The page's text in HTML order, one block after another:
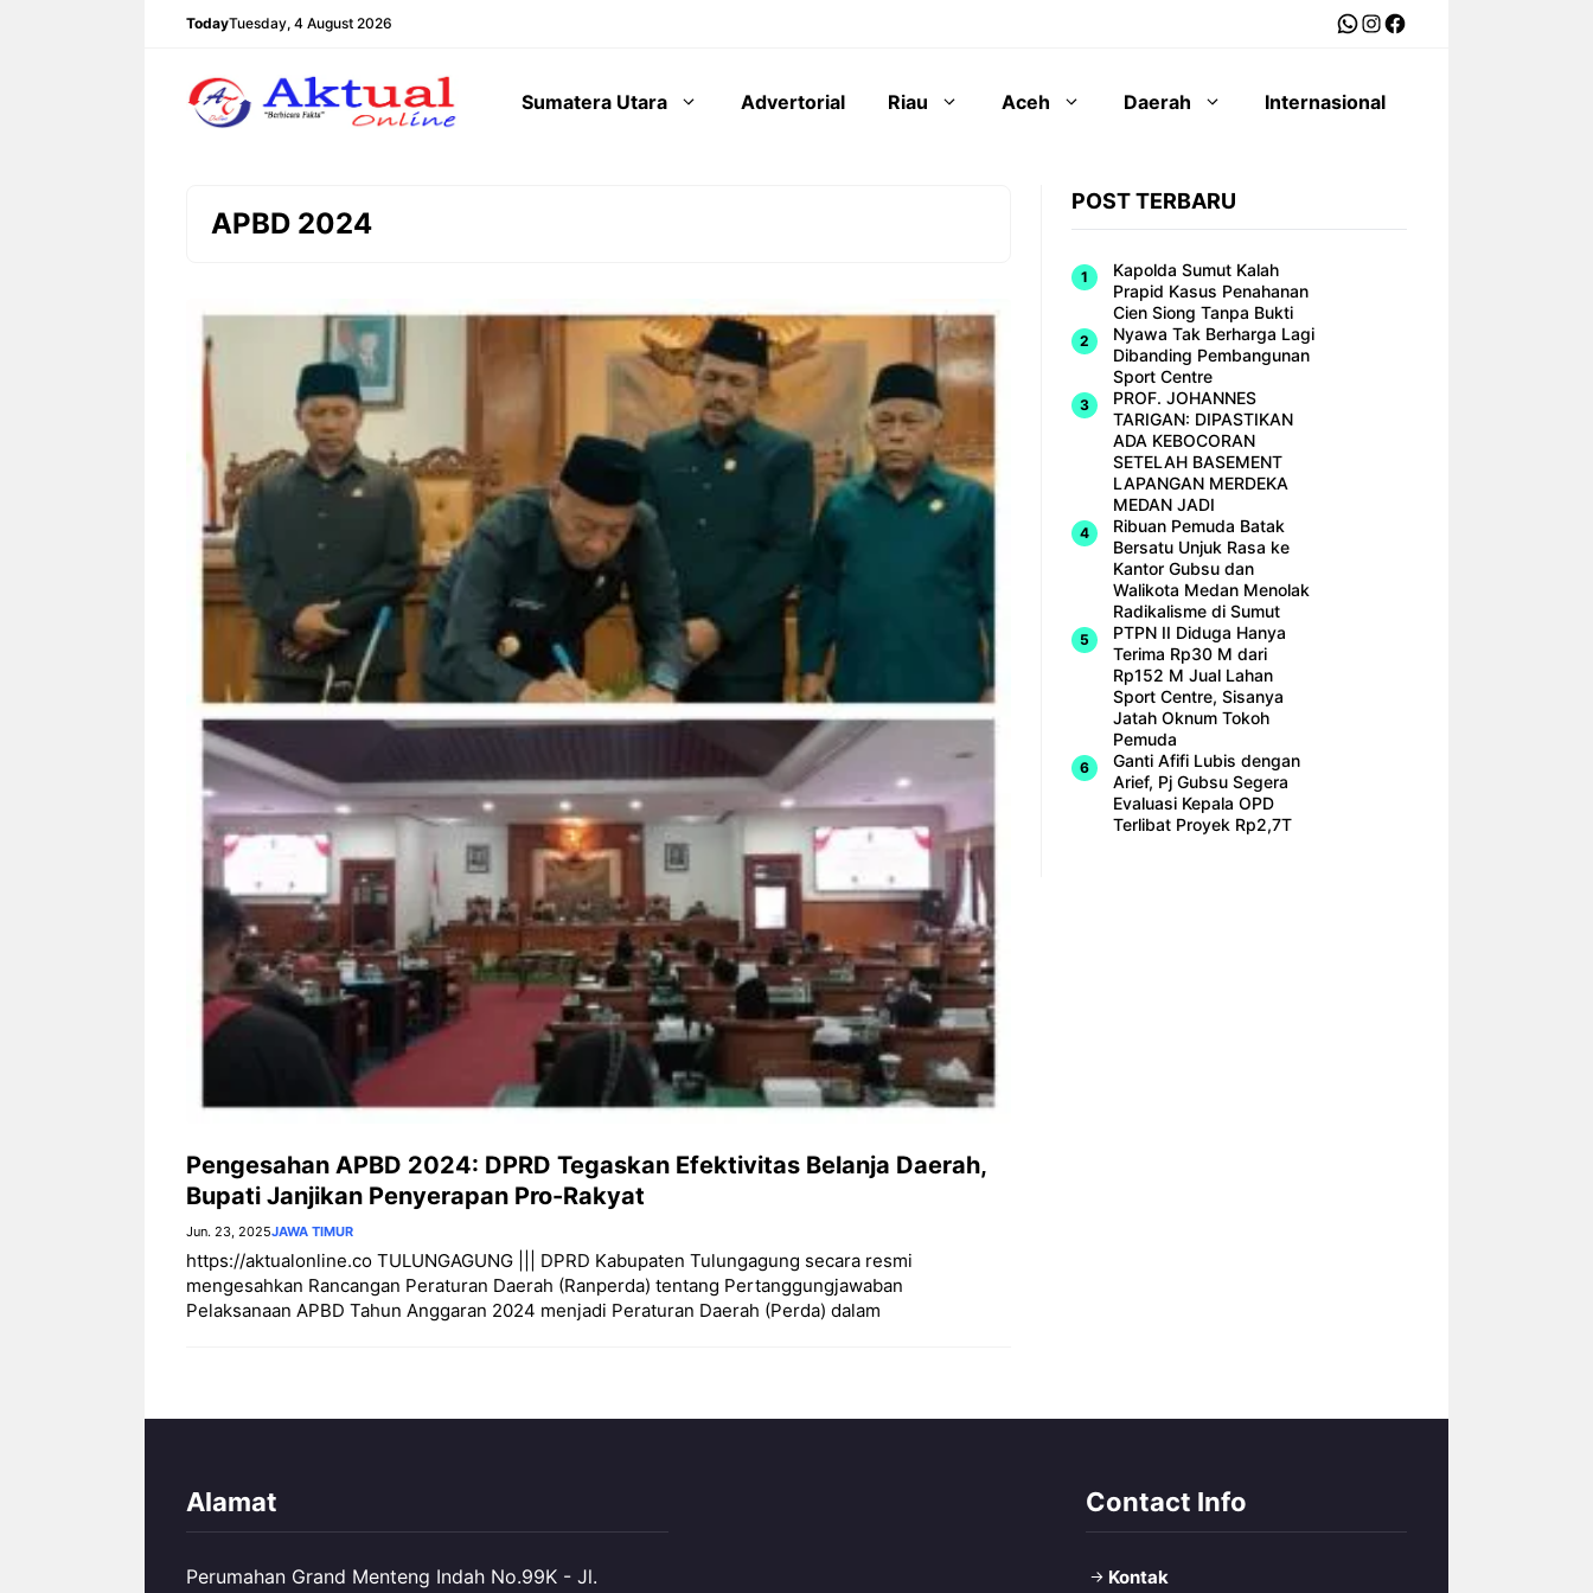
TodayTuesday, 4 August 2026 WhatsApp
Instagram
Facebook
Sumatera Utara Advertorial Riau Aceh Daerah Internasional
APBD 2024
Pengesahan APBD 2024: DPRD Tegaskan Efektivitas Belanja Daerah,
Bupati Janjikan Penyerapan Pro-Rakyat
Jun. 23, 2025JAWA TIMUR
https://aktualonline.co TULUNGAGUNG ||| DPRD Kabupaten Tulungagung secara resmi
mengesahkan Rancangan Peraturan Daerah (Ranperda) tentang Pertanggungjawaban
Pelaksanaan APBD Tahun Anggaran 2024 menjadi Peraturan Daerah (Perda) dalam
POST TERBARU
Kapolda Sumut Kalah
Prapid Kasus Penahanan
Cien Siong Tanpa Bukti
Nyawa Tak Berharga Lagi
Dibanding Pembangunan
Sport Centre
PROF. JOHANNES
TARIGAN: DIPASTIKAN
ADA KEBOCORAN
SETELAH BASEMENT
LAPANGAN MERDEKA
MEDAN JADI
Ribuan Pemuda Batak
Bersatu Unjuk Rasa ke
Kantor Gubsu dan
Walikota Medan Menolak
Radikalisme di Sumut
PTPN II Diduga Hanya
Terima Rp30 M dari
Rp152 M Jual Lahan
Sport Centre, Sisanya
Jatah Oknum Tokoh
Pemuda
Ganti Afifi Lubis dengan
Arief, Pj Gubsu Segera
Evaluasi Kepala OPD
Terlibat Proyek Rp2,7T
Alamat
Perumahan Grand Menteng Indah No.99K - Jl.
Contact Info
Kontak